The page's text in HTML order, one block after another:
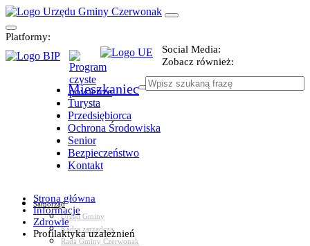
Platformy:
Social Media:
Zobacz również:
Mieszkaniec
Turysta
Przedsiębiorca
Ochrona Środowiska
Senior
Bezpieczeństwo
Kontakt
Samorząd
Urząd Gminy
Kadra zarządcza
Rada Gminy Czerwonak
Strona główna
Informacje
Zdrowie
Profilaktyka uzależnień